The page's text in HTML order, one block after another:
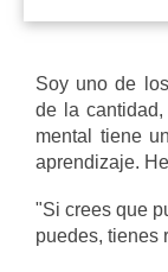
Soy uno de
de la
mental tiene
aprendizaje.
"Si crees que
puedes, tienes